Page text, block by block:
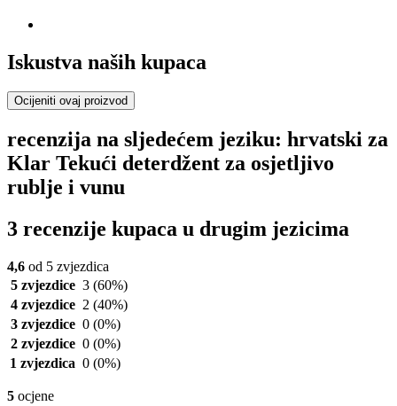
Iskustva naših kupaca
Ocijeniti ovaj proizvod
recenzija na sljedećem jeziku: hrvatski za
Klar Tekući deterdžent za osjetljivo
rublje i vunu
3 recenzije kupaca u drugim jezicima
4,6 od 5 zvjezdica
5 zvjezdice 3 (60%)
4 zvjezdice 2 (40%)
3 zvjezdice 0 (0%)
2 zvjezdice 0 (0%)
1 zvjezdica 0 (0%)
5 ocjene